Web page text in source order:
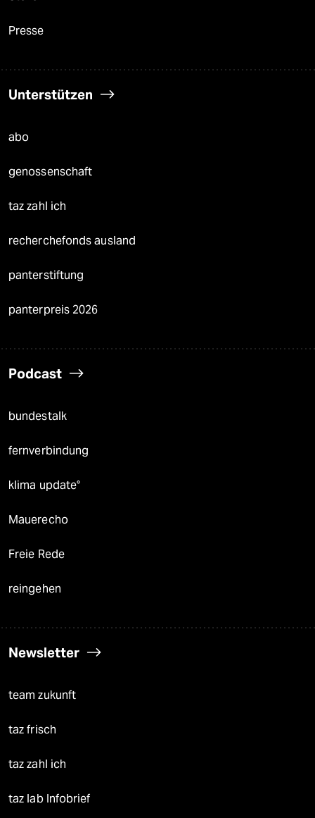
Presse
Unterstützen
abo
genossenschaft
taz zahl ich
recherchefonds ausland
panterstiftung
panterpreis 2026
Podcast
bundestalk
fernverbindung
klima update°
Mauerecho
Freie Rede
reingehen
Newsletter
team zukunft
taz frisch
taz zahl ich
taz lab Infobrief